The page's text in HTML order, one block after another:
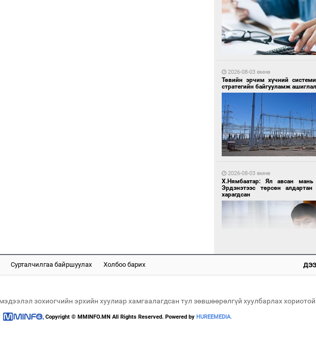
16 цагийн өмнө өмнө
Бүх төрлийн шатахууны
тээвэрлэхэд гурван яам
16 цагийн өмнө өмнө
МИАТ ТӨХК “Боинг”
ажиллагаагаа өргөжүүлнэ
2026-08-03 өмнө
Төвийн эрчим хүчний
стратегийн байгууламж
2026-08-03 өмнө
Х.Нямбаатар: Ял авсан мань
Эрдэнэтээс төрсөн
харагдсан
Сурталчилгаа байршуулах Холбоо барих
зохиогчийн эрхийн хуулиар хамгаалагдсан тул зөвшөөрөлгүй хуулбарлах хориотой.
Copyright © MMINFO.MN All Rights Reserved. Powered by HUREEMEDIA.